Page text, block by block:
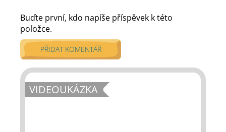
VIDEOUKÁZKA
Buďte první, kdo napíše příspěvek k této
položce.
PŘIDAT KOMENTÁŘ